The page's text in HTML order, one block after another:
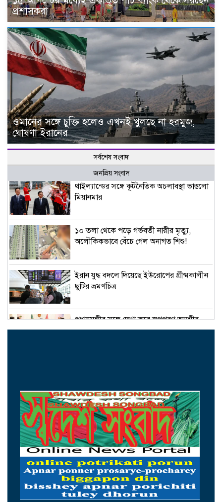
প্রশাসকরা
ওমানের সঙ্গে চুক্তি হলেও এখনই খুলছে না হরমুজ,
ঘোষণা ইরানের
সর্বশেষ সংবাদ
জনপ্রিয় সংবাদ
থাইল্যান্ডের সঙ্গে কূটনৈতিক অচলাবস্থা ভাঙলো
মিয়ানমার
১০ তলা থেকে পড়ে গর্ভবতী নারীর মৃত্যু,
অলৌকিকভাবে বেঁচে গেল অনাগত শিশু!
ইরান যুদ্ধ বদলে দিয়েছে ইউরোপের গ্রীষ্মকালীন
ছুটির ভ্রমণচিত্র
প্রধানমন্ত্রীর সঙ্গে দেখা করে স্বপ্নপূরণ অনুশ্রীর,
মিলল হারমোনিয়াম উপহার
ওমানের সঙ্গে চুক্তি হলেও এখনই খুলছে না
হরমুজ, ঘোষণা ইরানের
আগস্টের প্রথম ৫ দিনে রেমিট্যান্স এলো ৬০
কোটি ২০ লাখ ডলার
থাইল্যান্ডের সঙ্গে কূটনৈতিক অচলাবস্থা ভাঙলো